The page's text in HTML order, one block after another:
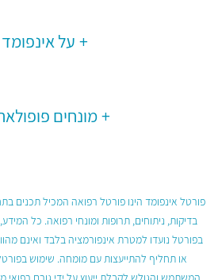
על אינפומד
מונחים
פורטל אינפומד הינו פורטל רפואה המכיל תכנים
בדיקות, ניתוחים, תרופות ומונחי רפואה. כל
בפורטל נועדו למטרת אינפורמציה בלבד ואינם
או תחליף להתייעצות עם מומחה. שימוש